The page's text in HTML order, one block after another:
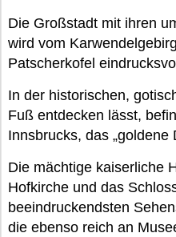
Die Großstadt mit ihren
wird vom
Patscherkofel
In der historischen,
Fuß entdecken lässt,
Innsbrucks, das „goldene
Die mächtige kaiserliche
Hofkirche und das
beeindruckendsten
die ebenso reich an